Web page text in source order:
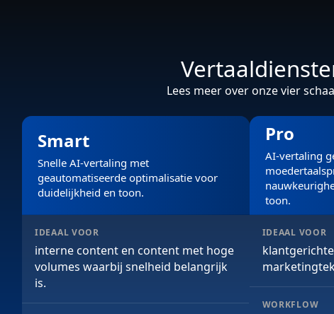
Lees meer over onze vier
Smart
Snelle AI-vertaling met
geautomatiseerde optimalisatie voor
duidelijkheid en toon.
IDEAAL VOOR
interne content en content met hoge
volumes waarbij snelheid belangrijk
is.
Pro
AI-vertaling
toon.
IDEAAL VOOR
WORKFLOW